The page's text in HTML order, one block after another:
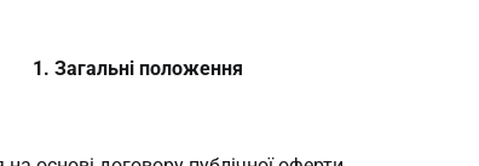
1. Загальні положення